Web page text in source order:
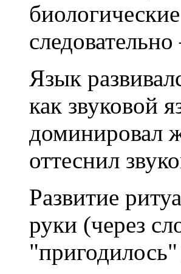
Язык
как звуковой
доминировал
оттеснил
Развитие
руки (через